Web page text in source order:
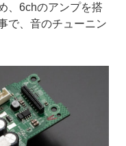
、6chのアンプを搭
で、音のチューニン